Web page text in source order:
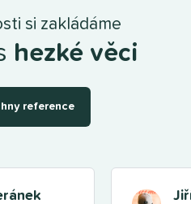
si zakládáme
hezké věci
reference